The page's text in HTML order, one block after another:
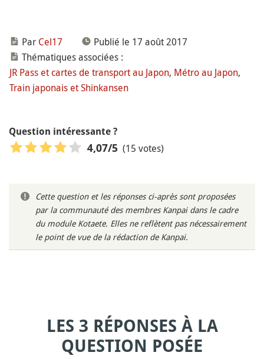
Par Cel17
Publié le 17 août 2017
Thématiques associées :
JR Pass et cartes de transport au Japon, Métro au Japon,
Train japonais et Shinkansen
Question intéressante ?
4,07/5 (15 votes)
Cette question et les réponses ci-après sont proposées
par la communauté des membres Kanpai dans le cadre
du module Kotaete. Elles ne reflètent pas nécessairement
le point de vue de la rédaction de Kanpai.
LES 3 RÉPONSES À LA
QUESTION POSÉE